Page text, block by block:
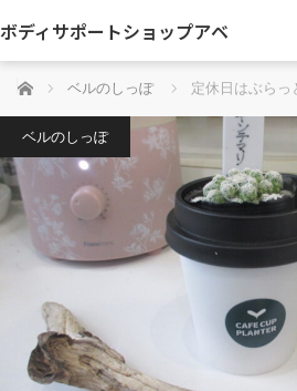
ボディサポートショップアベ
ホーム ベルのしっぽ 定休日はぶらっ
ベルのしっぽ